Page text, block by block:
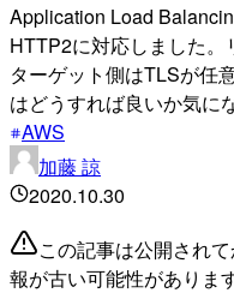
Application Load
HTTP2に対応しました。
ターゲット側はTLSが任
はどうすれば良いか気に
AWS
加藤 諒
2020.10.30
この記事は公開され
報が古い可能性がありま